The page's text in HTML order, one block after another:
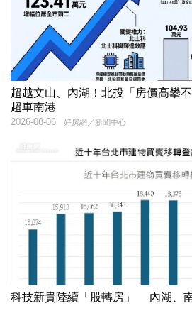
超越文山、內湖！北投「房價高攀
超車南港
好房網／新聞中心
2026-08-06
科技新貴陸續「股轉房」 內湖、